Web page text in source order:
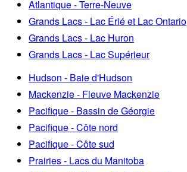
Atlantique - Terre-Neuve
Grands Lacs - Lac Érié et Lac Ontario
Grands Lacs - Lac Huron
Grands Lacs - Lac Supérieur
Hudson - Baie d'Hudson
Mackenzie - Fleuve Mackenzie
Pacifique - Bassin de Géorgie
Pacifique - Côte nord
Pacifique - Côte sud
Prairies - Lacs du Manitoba